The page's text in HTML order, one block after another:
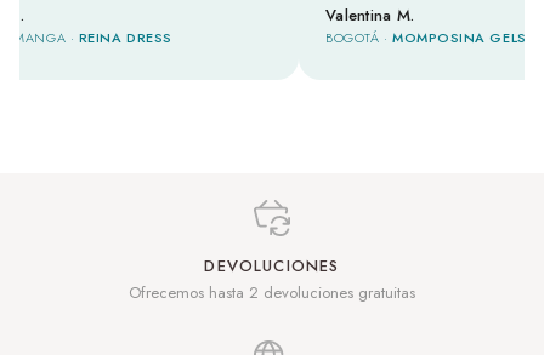
G.
· REINA DRESS
Valentina M.
BOGOTÁ · MOMPOSINA
DEVOLUCIONES
Ofrecemos hasta 2 devoluciones gratuitas